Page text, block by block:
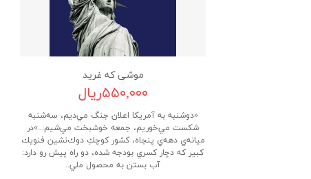
موشی که غرید
۵۵۰,۰۰۰ریال
«دوشنبه به آمريكا اعلان جنگ مي‌ديم، سه‌شنبه
شكست مي‌خوريم، جمعه خوشبخت مي‌شيم...»در
ميانه‌ي دهه‌ي پنجاه، كشور كوچكِ دوك‌نشين فنويك
كبير كه دچار كسري بودجه شده، دو راه پيش رو دارد:
آب بستن به محصول ملي..